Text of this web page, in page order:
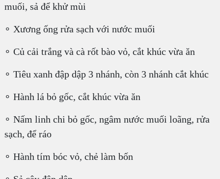
muối, sả để khử mùi
∘ Xương ống rửa sạch với nước muối
∘ Củ cải trắng và cà rốt bào vỏ, cắt khúc vừa ăn
∘ Tiêu xanh đập dập 3 nhánh, còn 3 nhánh cắt khúc
∘ Hành lá bỏ gốc, cắt khúc vừa ăn
∘ Nấm linh chi bỏ gốc, ngâm nước muối loãng, rửa
sạch, để ráo
∘ Hành tím bóc vỏ, chẻ làm bốn